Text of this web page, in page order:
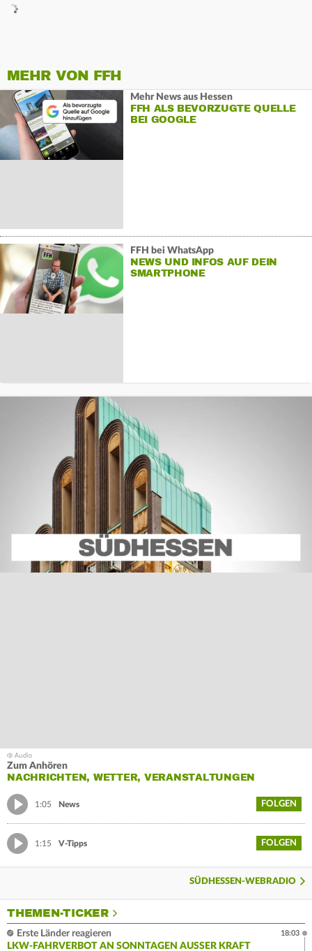
MEHR VON FFH
Mehr News aus Hessen
FFH ALS BEVORZUGTE QUELLE
BEI GOOGLE
FFH bei WhatsApp
NEWS UND INFOS AUF DEIN
SMARTPHONE
Zum Anhören
NACHRICHTEN, WETTER, VERANSTALTUNGEN
1:05 News FOLGEN
1:15 V-Tipps FOLGEN
SÜDHESSEN-WEBRADIO
THEMEN-TICKER
Erste Länder reagieren
LKW-FAHRVERBOT AN SONNTAGEN AUSSER KRAFT
18:03